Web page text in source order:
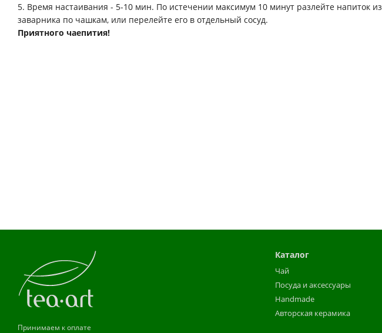
5. Время настаивания - 5-10 мин. По истечении максимум 10 минут разлейте напиток из
заварника по чашкам, или перелейте его в отдельный сосуд.
Приятного чаепития!
Принимаем к оплате
Каталог
Чай
Посуда и аксессуары
Handmade
Авторская керамика